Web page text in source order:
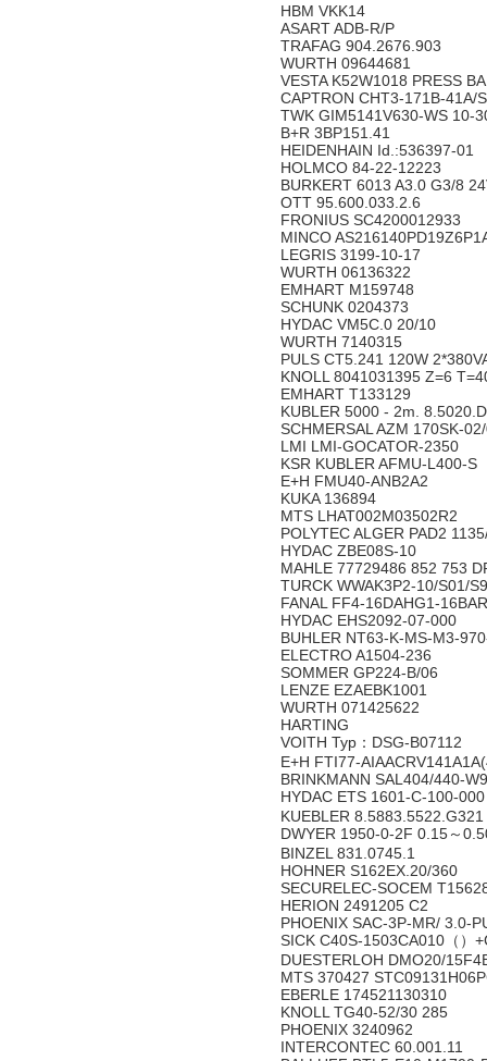
HBM VKK14
ASART ADB-R/P
TRAFAG 904.2676.903
WURTH 09644681
VESTA K52W1018 PRESS
CAPTRON CHT3-171B-41A/
TWK GIM5141V630-WS 10-
B+R 3BP151.41
HEIDENHAIN Id.:536397-01
HOLMCO 84-22-12223
BURKERT 6013 A3.0 G3/8
OTT 95.600.033.2.6
FRONIUS SC4200012933
MINCO
LEGRIS 3199-10-17
WURTH 06136322
EMHART M159748
SCHUNK 0204373
HYDAC VM5C.0 20/10
WURTH 7140315
PULS CT5.241 120W
KNOLL 8041031395 Z=6
EMHART T133129
KUBLER 5000 - 2m.
SCHMERSAL AZM 170SK-
LMI LMI-GOCATOR-2350
KSR KUBLER AFMU-L400-S
E+H FMU40-ANB2A2
KUKA 136894
MTS LHAT002M03502R2
POLYTEC ALGER PAD2
HYDAC ZBE08S-10
MAHLE 77729486 852 753
TURCK WWAK3P2-10/S01/
FANAL FF4-16DAHG1-16BAR
HYDAC EHS2092-07-000
BUHLER NT63-K-MS-M3-
ELECTRO A1504-236
SOMMER GP224-B/06
LENZE EZAEBK1001
WURTH 071425622
HARTING
VOITH Typ：DSG-B07112
E+H FTI77-
BRINKMANN SAL404/440-
HYDAC ETS 1601-C-100-
KUEBLER
DWYER 1950-0-2F 0.15～
BINZEL 831.0745.1
HOHNER S162EX.20/360
SECURELEC-SOCEM
HERION 2491205 C2
PHOENIX SAC-3P-MR/ 3.0-
SICK C40S-1503CA010（）
DUESTERLOH DMO20/
MTS 370427
EBERLE 174521130310
KNOLL TG40-52/30 285
PHOENIX 3240962
INTERCONTEC 60.001.11